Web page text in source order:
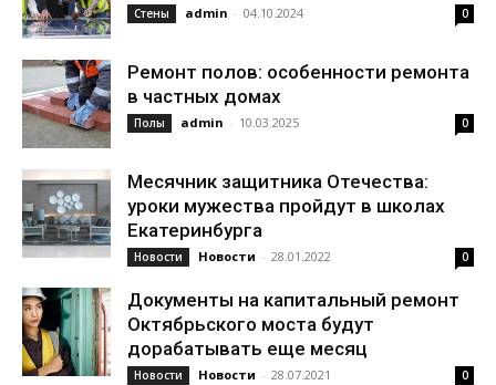
Стены admin - 04.10.2024 0
Ремонт полов: особенности ремонта
в частных домах
Полы admin - 10.03.2025 0
Месячник защитника Отечества:
уроки мужества пройдут в школах
Екатеринбурга
Новости Новости - 28.01.2022 0
Документы на капитальный ремонт
Октябрьского моста будут
дорабатывать еще месяц
Новости Новости - 28.07.2021 0